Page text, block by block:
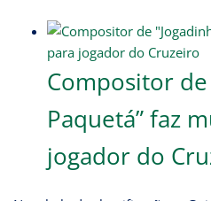
Compositor de
Paquetá” faz
jogador do